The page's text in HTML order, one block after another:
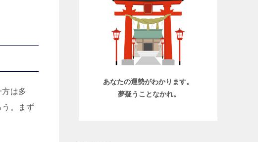
は多
。まず
あなたの運勢がわかります。
夢疑うことなかれ。